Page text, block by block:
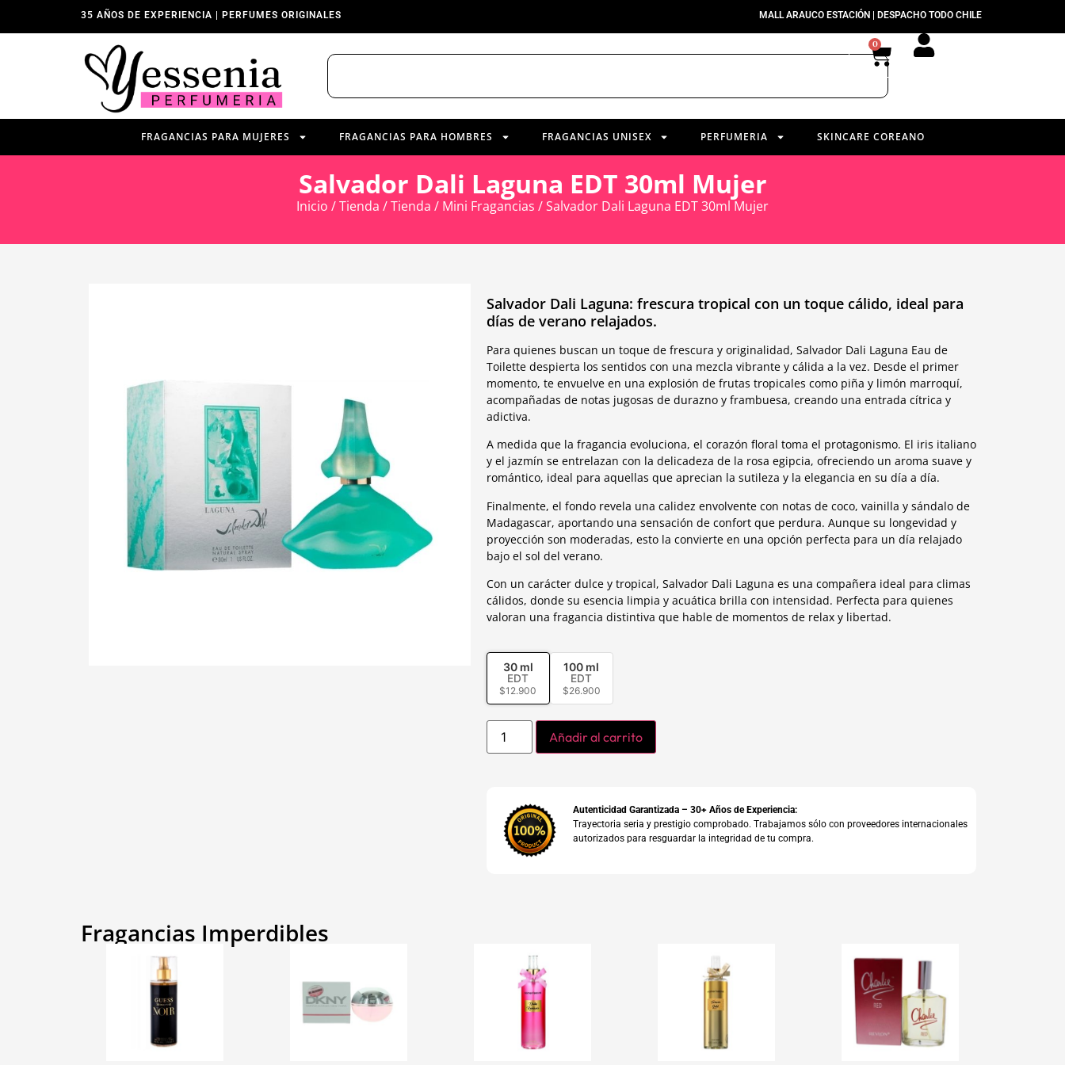
35 AÑOS DE EXPERIENCIA | PERFUMES ORIGINALES MALL ARAUCO ESTACIÓN | DESPACHO TODO CHILE
0
FRAGANCIAS PARA MUJERES FRAGANCIAS PARA HOMBRES FRAGANCIAS UNISEX PERFUMERIA SKINCARE COREANO
Salvador Dali Laguna EDT 30ml Mujer
Inicio /Tienda /Tienda / Mini Fragancias / Salvador Dali Laguna EDT 30ml Mujer
Salvador Dali Laguna: frescura tropical con un toque cálido, ideal para
días de verano relajados.
Para quienes buscan un toque de frescura y originalidad, Salvador Dali Laguna Eau de
Toilette despierta los sentidos con una mezcla vibrante y cálida a la vez. Desde el primer
momento, te envuelve en una explosión de frutas tropicales como piña y limón marroquí,
acompañadas de notas jugosas de durazno y frambuesa, creando una entrada cítrica y
adictiva.
A medida que la fragancia evoluciona, el corazón floral toma el protagonismo. El iris italiano
y el jazmín se entrelazan con la delicadeza de la rosa egipcia, ofreciendo un aroma suave y
romántico, ideal para aquellas que aprecian la sutileza y la elegancia en su día a día.
Finalmente, el fondo revela una calidez envolvente con notas de coco, vainilla y sándalo de
Madagascar, aportando una sensación de confort que perdura. Aunque su longevidad y
proyección son moderadas, esto la convierte en una opción perfecta para un día relajado
bajo el sol del verano.
Con un carácter dulce y tropical, Salvador Dali Laguna es una compañera ideal para climas
cálidos, donde su esencia limpia y acuática brilla con intensidad. Perfecta para quienes
valoran una fragancia distintiva que hable de momentos de relax y libertad.
30 ml
EDT
$12.900
100 ml
EDT
$26.900
Añadir al carrito
Autenticidad Garantizada – 30+ Años de Experiencia:
Trayectoria seria y prestigio comprobado. Trabajamos sólo con proveedores internacionales
autorizados para resguardar la integridad de tu compra.
Fragancias Imperdibles